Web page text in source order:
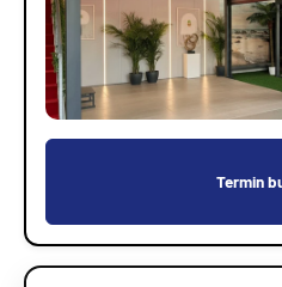
Termin